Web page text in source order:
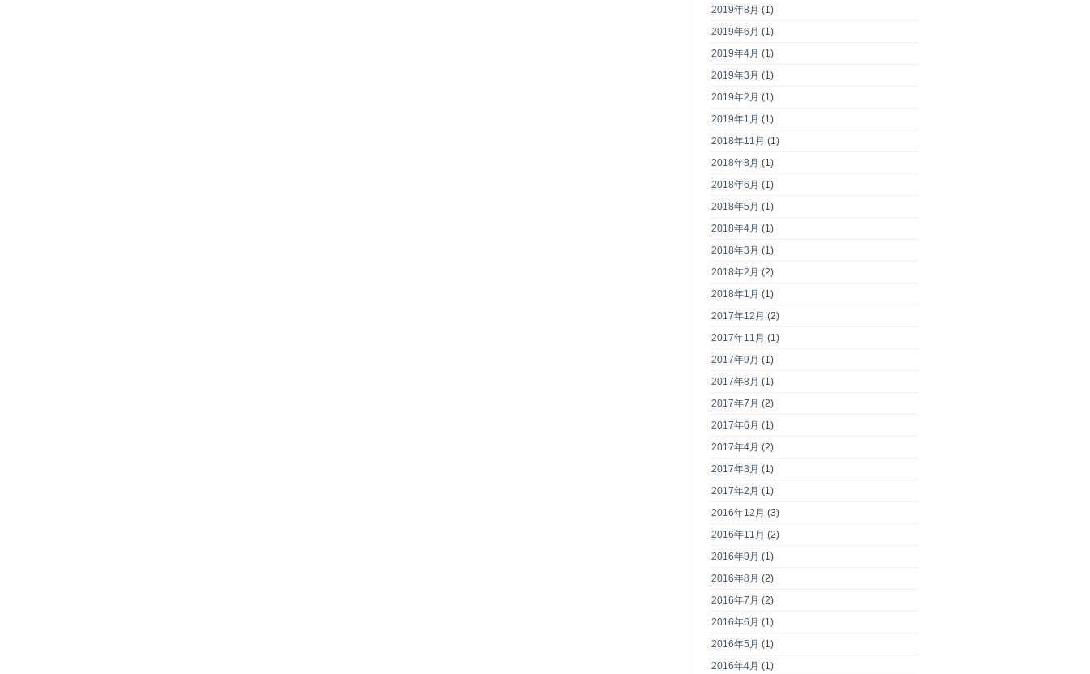
2019年8月 (1)
2019年6月 (1)
2019年4月 (1)
2019年3月 (1)
2019年2月 (1)
2019年1月 (1)
2018年11月 (1)
2018年8月 (1)
2018年6月 (1)
2018年5月 (1)
2018年4月 (1)
2018年3月 (1)
2018年2月 (2)
2018年1月 (1)
2017年12月 (2)
2017年11月 (1)
2017年9月 (1)
2017年8月 (1)
2017年7月 (2)
2017年6月 (1)
2017年4月 (2)
2017年3月 (1)
2017年2月 (1)
2016年12月 (3)
2016年11月 (2)
2016年9月 (1)
2016年8月 (2)
2016年7月 (2)
2016年6月 (1)
2016年5月 (1)
2016年4月 (1)